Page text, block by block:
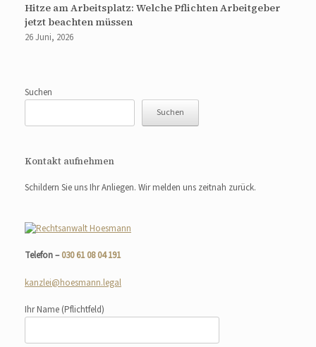
Hitze am Arbeitsplatz: Welche Pflichten Arbeitgeber
jetzt beachten müssen
26 Juni, 2026
Suchen
Suchen
Kontakt aufnehmen
Schildern Sie uns Ihr Anliegen. Wir melden uns zeitnah zurück.
Telefon –030 61 08 04 191
kanzlei@hoesmann.legal
Ihr Name (Pflichtfeld)